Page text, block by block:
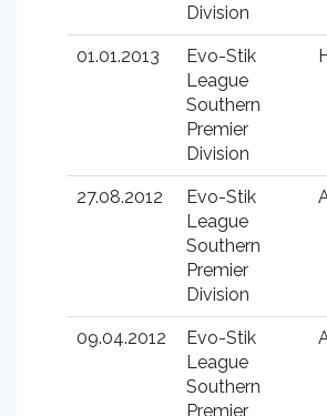
Division
01.01.2013
Evo-Stik
League
Southern
Premier
Division
27.08.2012
Evo-Stik
League
Southern
Premier
Division
09.04.2012
Evo-Stik
League
Southern
Premier